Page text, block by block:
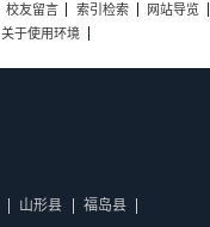
校友留言 索引检索
网站导览
关于使用环境
山形县 福岛县